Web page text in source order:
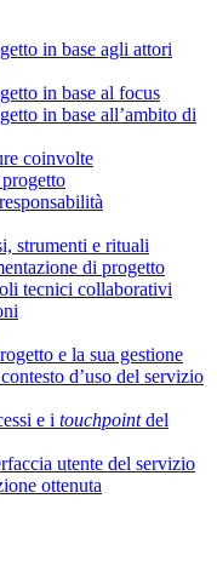
in base agli attori
in base al focus
in base all’ambito di
coinvolte
strumenti e rituali
di progetto
tecnici collaborativi
e la sua gestione
d’uso del servizio
e i touchpointdel
utente del servizio
ottenuta